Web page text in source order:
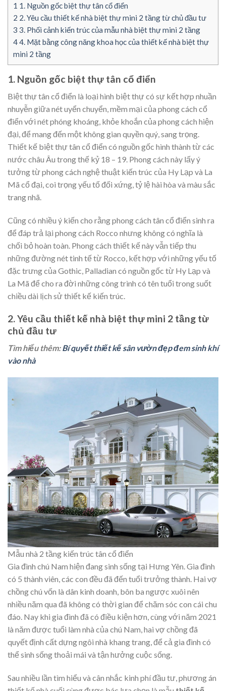
1 1. Nguồn gốc biệt thự tân cổ điển
2 2. Yêu cầu thiết kế nhà biệt thự mini 2 tầng từ chủ đầu tư
3 3. Phối cảnh kiến trúc của mẫu nhà biệt thự mini 2 tầng
44. Mặt bằng công năng khoa học của thiết kế nhà biệt thự
mini 2 tầng
1. Nguồn gốc biệt thự tân cổ điển
Biệt thự tân cổ điển là loại hình biệt thự có sự kết hợp nhuần
nhuyễn giữa nét uyển chuyển, mềm mại của phong cách cổ
điển với nét phóng khoáng, khỏe khoắn của phong cách hiện
đại, để mang đến một không gian quyền quý, sang trọng.
Thiết kế biệt thự tân cổ điển có nguồn gốc hình thành từ các
nước châu Âu trong thế kỷ 18 – 19. Phong cách này lấy ý
tưởng từ phong cách nghệ thuật kiến trúc của Hy Lạp và La
Mã cổ đại, coi trọng yếu tố đối xứng, tỷ lệ hài hòa và màu sắc
trang nhã.
Cũng có nhiều ý kiến cho rằng phong cách tân cổ điển sinh ra
để đáp trả lại phong cách Rocco nhưng không có nghĩa là
chối bỏ hoàn toàn. Phong cách thiết kế này vẫn tiếp thu
những đường nét tinh tế từ Rocco, kết hợp với những yếu tố
đặc trưng của Gothic, Palladian có nguồn gốc từ Hy Lạp và
La Mã để cho ra đời những công trình có tên tuổi trong suốt
chiều dài lịch sử thiết kế kiến trúc.
2. Yêu cầu thiết kế nhà biệt thự mini 2 tầng từ
chủ đầu tư
Tìm hiểu thêm:Bí quyết thiết kế sân vườn đẹp đem sinh khí
vào nhà
Mẫu nhà 2 tầng kiến trúc tân cổ điển
Gia đình chú Nam hiện đang sinh sống tại Hưng Yên. Gia đình
có 5 thành viên, các con đều đã đến tuổi trưởng thành. Hai vợ
chồng chú vốn là dân kinh doanh, bôn ba ngược xuôi nên
nhiều năm qua đã không có thời gian để chăm sóc con cái chu
đáo. Nay khi gia đình đã có điều kiện hơn, cùng với năm 2021
là năm được tuổi làm nhà của chú Nam, hai vợ chồng đã
quyết định cất dựng ngôi nhà khang trang, để cả gia đình có
thể sinh sống thoải mái và tận hưởng cuộc sống.
Sau nhiều lần tìm hiểu và cân nhắc kinh phí đầu tư, phương án